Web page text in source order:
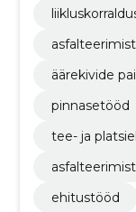
äärekivide
pinnasetööd
tee- ja
ehitustööd